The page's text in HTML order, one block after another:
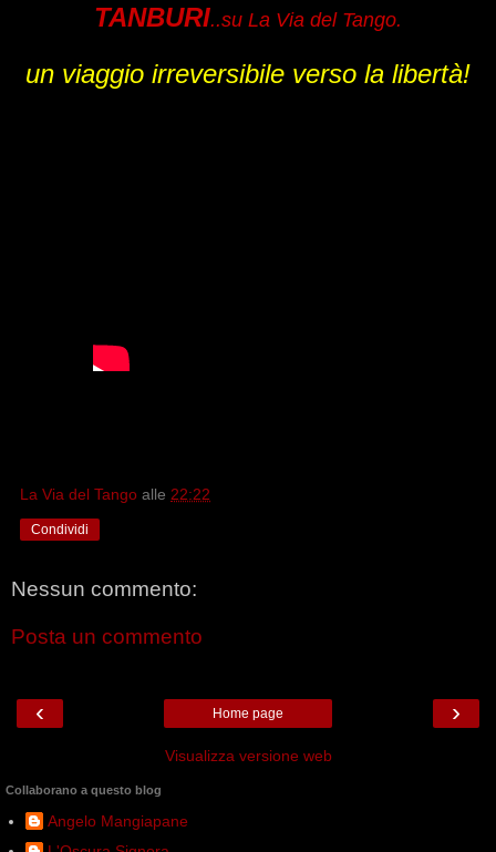
TANBURI..su La Via del Tango.
un viaggio irreversibile verso la libertà!
La Via del Tango alle 22:22
Condividi
Nessun commento:
Posta un commento
‹ ›
Home page
Visualizza versione web
Collaborano a questo blog
Angelo Mangiapane